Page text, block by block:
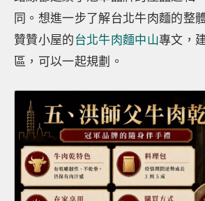
同。想進一步了解台北牛肉麵的整
贊贊小屋的台北牛肉麵中山專文，
區，可以一起規劃。